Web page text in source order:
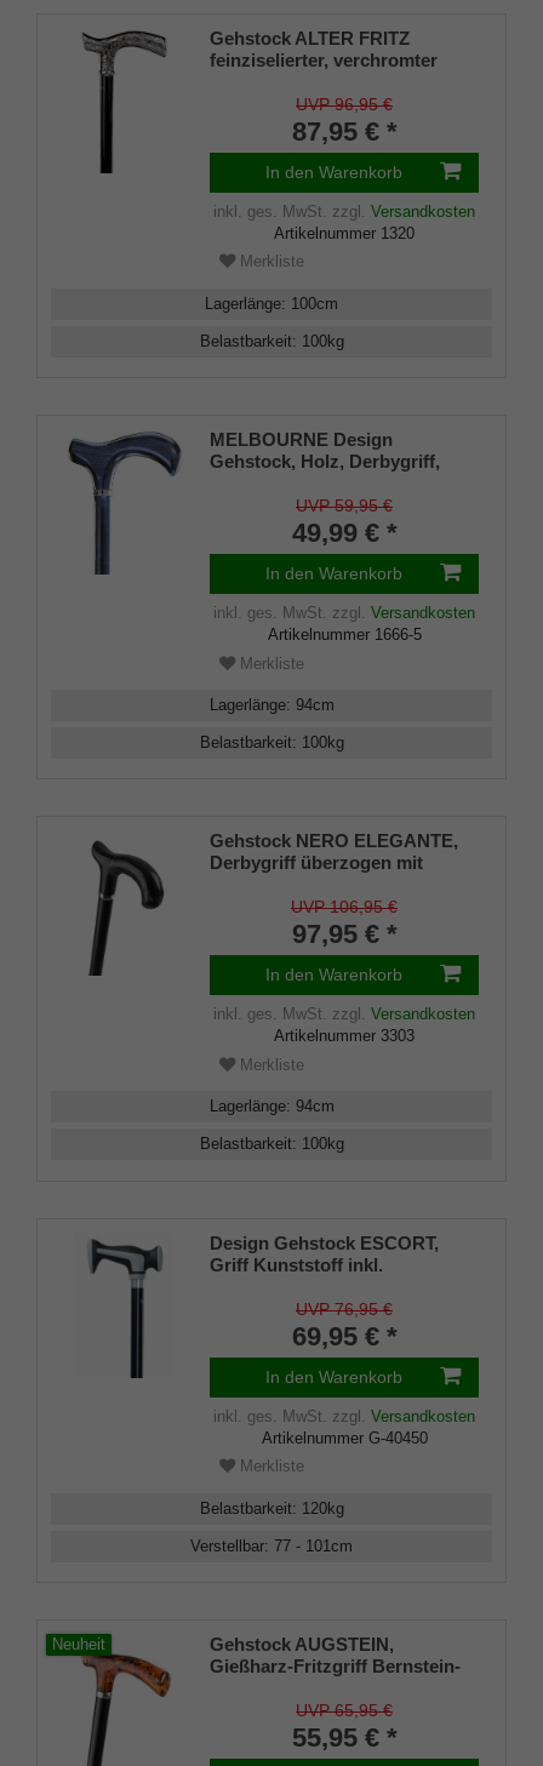
Gehstock ALTER FRITZ
feinziselierter, verchromter
auf einen Stock aus
Buchenholz seidenmatt
lackiert,Chromring,inklusive
Gummipuffer.
UVP 96,95 €
87,95 € *
In den Warenkorb
inkl. ges. MwSt. zzgl. Versandkosten
Artikelnummer 1320
Merkliste
Lagerlänge: 100cm
Belastbarkeit: 100kg
MELBOURNE Design
Gehstock, Holz, Derbygriff,
lackiert, Platinband, elegant,
Damen und Herren, inkl.
Gummipuffer
UVP 59,95 €
49,99 € *
In den Warenkorb
inkl. ges. MwSt. zzgl. Versandkosten
Artikelnummer 1666-5
Merkliste
Lagerlänge: 94cm
Belastbarkeit: 100kg
Gehstock NERO ELEGANTE,
Derbygriff überzogen mit
Glatt-Leder, Stock schwarz
lackiertes Buchenholz,
Chromring, Gummipuffer
UVP 106,95 €
97,95 € *
In den Warenkorb
inkl. ges. MwSt. zzgl. Versandkosten
Artikelnummer 3303
Merkliste
Lagerlänge: 94cm
Belastbarkeit: 100kg
Design Gehstock ESCORT,
Griff Kunststoff inkl.
Leichtmetall, verstellbar 77-
101cm, inkl. Gummipuffer
UVP 76,95 €
69,95 € *
In den Warenkorb
inkl. ges. MwSt. zzgl. Versandkosten
Artikelnummer G-40450
Merkliste
Belastbarkeit: 120kg
Verstellbar: 77 - 101cm
Neuheit
Gehstock AUGSTEIN,
Gießharz-Fritzgriff Bernstein-
Leichtmetall, höhenverstellbar
79-100 cm inkl. Gummipuffer
UVP 65,95 €
55,95 € *